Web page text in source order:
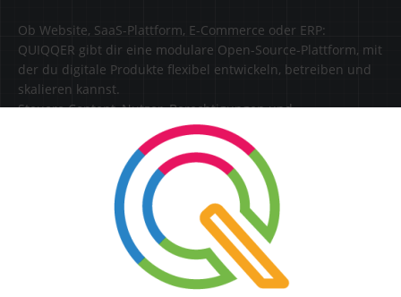
Ob Website, SaaS-Plattform, E-Commerce oder ERP:
QUIQQER gibt dir eine modulare Open-Source-Plattform, mit
der du digitale Produkte flexibel entwickeln, betreiben und
skalieren kannst.
Steuere Content, Nutzer, Berechtigungen und
Erweiterungen zentral in einer Lösung.